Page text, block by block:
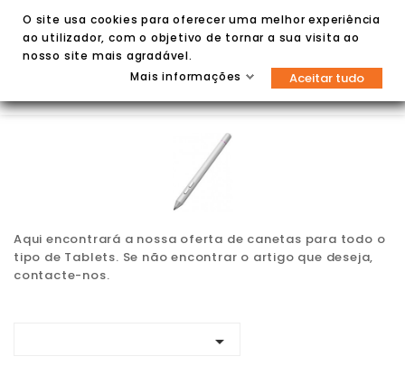

Aqui encontrará a nossa oferta de canetas para todo o
tipo de Tablets. Se não encontrar o artigo que deseja,
contacte-nos.

O site usa cookies para oferecer uma melhor experiência
ao utilizador, com o objetivo de tornar a sua visita ao
nosso site mais agradável.
Mais informações
Aceitar tudo